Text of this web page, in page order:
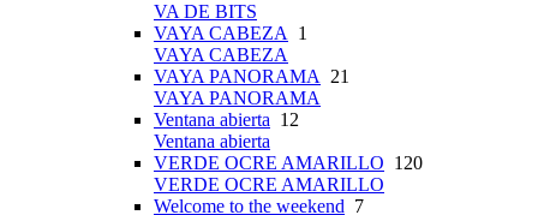
VA DE BITS
VAYA CABEZA
1
VAYA CABEZA
VAYA PANORAMA
21
VAYA PANORAMA
Ventana abierta 12
Ventana abierta
VERDE OCRE AMARILLO 120
VERDE OCRE AMARILLO
Welcome to the weekend 7